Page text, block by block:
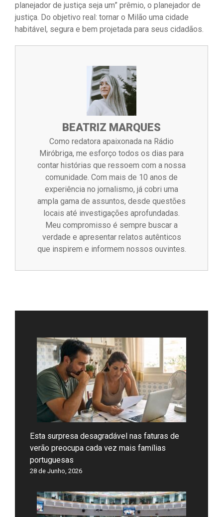
planejador de justiça seja um” prêmio, o planejador de
justiça. Do objetivo real: tornar o Milão uma cidade
habitável, segura e bem projetada para seus cidadãos.
BEATRIZ MARQUES
Como redatora apaixonada na Rádio
Miróbriga, me esforço todos os dias para
contar histórias que ressoem com a nossa
comunidade. Com mais de 10 anos de
experiência no jornalismo, já cobri uma
ampla gama de assuntos, desde questões
locais até investigações aprofundadas.
Meu compromisso é sempre buscar a
verdade e apresentar relatos autênticos
que inspirem e informem nossos ouvintes.
Esta surpresa desagradável nas faturas de
verão preocupa cada vez mais famílias
portuguesas
28 de Junho, 2026